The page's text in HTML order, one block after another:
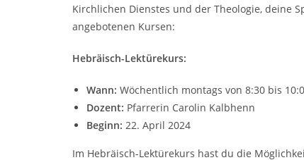
Kirchlichen Dienstes und der Theologie, deine
angebotenen Kursen:
Hebräisch-Lektürekurs:
Wann: Wöchentlich montags von 8:30 bis
Dozent: Pfarrerin Carolin Kalbhenn
Beginn: 22. April 2024
Im Hebräisch-Lektürekurs hast du die